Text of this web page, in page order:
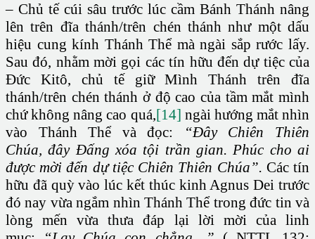
– Chủ tế cúi sâu trước lúc cầm Bánh Thánh nâng
lên trên đĩa thánh/trên chén thánh như một dấu
hiệu cung kính Thánh Thể mà ngài sắp rước lấy.
Sau đó, nhằm mời gọi các tín hữu đến dự tiệc của
Đức Kitô, chủ tế giữ Mình Thánh trên đĩa
thánh/trên chén thánh ở độ cao của tầm mắt mình
chứ không nâng cao quá,[14] ngài hướng mắt nhìn
vào Thánh Thể và đọc:
“Đây Chiên Thiên
Chúa,đây Đấng xóa tội trần gian. Phúc cho ai
được mời đến dự tiệc Chiên Thiên Chúa”. Các tín
hữu đã quỳ vào lúc kết thúc kinh Agnus Dei trước
đó nay vừa ngắm nhìn Thánh Thể trong đức tin và
lòng mến vừa thưa đáp lại lời mời của linh